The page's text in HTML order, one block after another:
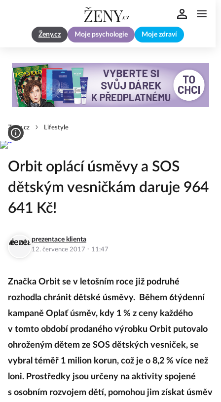
Ženy.cz Moje psychologie Moje zdraví
Zeny.cz Lifestyle
Orbit oplácí úsměvy a SOS
dětským vesničkám daruje 964
641 Kč!
prezentace klienta
12. července 2017 · 11:47
Značka Orbit se v letošním roce již podruhé
rozhodla chránit dětské úsměvy. Během 6týdenní
kampaně Oplať úsměv, kdy 1 % z ceny každého
v tomto období prodaného výrobku Orbit putovalo
ohroženým dětem ze SOS dětských vesniček, se
vybral téměř 1 milion korun, což je o 8,2 % více než
loni. Prostředky jsou určeny na aktivity spojené
s osobním rozvojem dětí, pomohou jim získat úsměv